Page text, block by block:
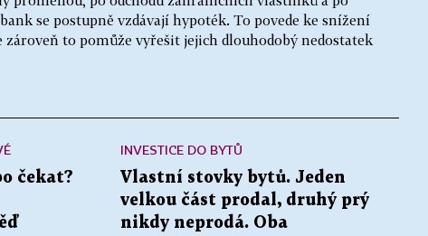
se postupně vzdávají hypoték. To povede ke snížení
to pomůže vyřešit jejich dlouhodobý nedostatek
čekat?
INVESTICE DO BYTŮ
Vlastní stovky bytů. Jeden
velkou část prodal, druhý prý
nikdy neprodá. Oba